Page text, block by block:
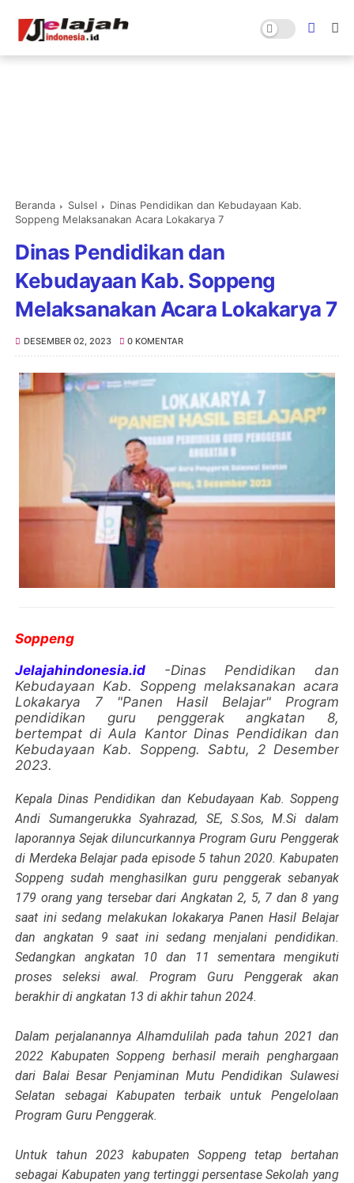
Beranda Sulsel
Dinas Pendidikan dan Kebudayaan Kab.
Soppeng Melaksanakan Acara Lokakarya 7
Dinas Pendidikan dan
Kebudayaan Kab. Soppeng
Melaksanakan Acara Lokakarya 7
DESEMBER 02, 2023 0 KOMENTAR
Soppeng
Jelajahindonesia.id -Dinas Pendidikan dan
Kebudayaan Kab. Soppeng melaksanakan acara
Lokakarya 7 "Panen Hasil Belajar" Program
pendidikan guru penggerak angkatan 8,
bertempat di Aula Kantor Dinas Pendidikan dan
Kebudayaan Kab. Soppeng. Sabtu, 2 Desember
2023.
Kepala Dinas Pendidikan dan Kebudayaan Kab. Soppeng
Andi Sumangerukka Syahrazad, SE, S.Sos, M.Si dalam
laporannya Sejak diluncurkannya Program Guru Penggerak
di Merdeka Belajar pada episode 5 tahun 2020. Kabupaten
Soppeng sudah menghasilkan guru penggerak sebanyak
179 orang yang tersebar dari Angkatan 2, 5, 7 dan 8 yang
saat ini sedang melakukan lokakarya Panen Hasil Belajar
dan angkatan 9 saat ini sedang menjalani pendidikan.
Sedangkan angkatan 10 dan 11 sementara mengikuti
proses seleksi awal. Program Guru Penggerak akan
berakhir di angkatan 13 di akhir tahun 2024.
Dalam perjalanannya Alhamdulilah pada tahun 2021 dan
2022 Kabupaten Soppeng berhasil meraih penghargaan
dari Balai Besar Penjaminan Mutu Pendidikan Sulawesi
Selatan sebagai Kabupaten terbaik untuk Pengelolaan
Program Guru Penggerak.
Untuk tahun 2023 kabupaten Soppeng tetap bertahan
sebagai Kabupaten yang tertinggi persentase Sekolah yang